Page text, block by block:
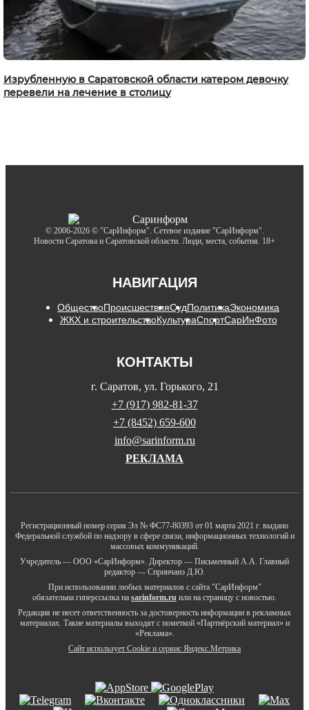
Изрубленную в Саратовской области катером девочку
перевели на лечение в столицу
© 2006-2026 © "СарИнформ". Сетевое издание "СарИнформ".
Новости Саратова и Саратовской области. Люди, места, события. 18+
НАВИГАЦИЯ
ОбществоПроисшествияСудПолитикаЭкономика
ЖКХ и строительствоКультураСпортСарИнФото
КОНТАКТЫ
г. Саратов, ул. Горького, 21
+7 (917) 982-81-37
+7 (8452) 659-600
info@sarinform.ru
РЕКЛАМА
Регистрационный номер серия Эл № ФС77-80393 от 01 марта 2021 г. выдано
Федеральной службой по надзору в сфере связи, информационных технологий и
массовых коммуникаций.
Учредитель — ООО «СарИнформ». Директор — Письменный А.А. Главный
редактор — Спринчанэ Д.Ю.
При использовании любых материалов с сайта "СарИнформ"
обязательна гиперссылка на sarinform.ru или на страницу с новостью.
Редакция не несет ответственность за достоверность информации в рекламных
материалах. Такие материалы выходят с пометкой «Партнёрский материал» и
«Реклама».
Сайт использует Cookie и сервиc Яндекс.Метрика